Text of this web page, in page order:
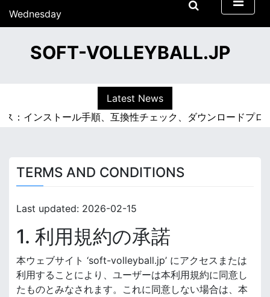
Wednesday
15/07/2026
22:33SOFT-VOLLEYBALL.JP
Latest News
：インストール手順、互換性チェック、ダウンロードプロ
TERMS AND CONDITIONS
Last updated: 2026-02-15
1. 利用規約の承諾
本ウェブサイト ‘soft-volleyball.jp’ にアクセスまたは
利用することにより、ユーザーは本利用規約に同意し
たものとみなされます。これに同意しない場合は、本